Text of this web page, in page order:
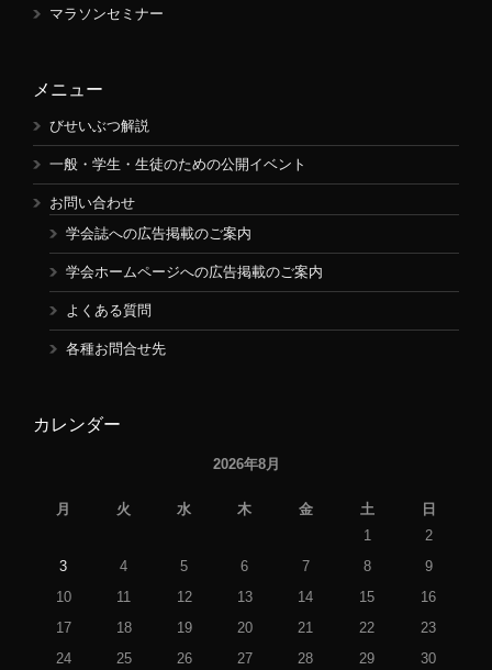
マラソンセミナー
メニュー
びせいぶつ解説
一般・学生・生徒のための公開イベント
お問い合わせ
学会誌への広告掲載のご案内
学会ホームページへの広告掲載のご案内
よくある質問
各種お問合せ先
カレンダー
2026年8月
月 火 水 木 金 土
日
1
2
3
4 5 6 7 8
9
10
11 12 13 14 15
16
17
18 19 20 21 22
23
24
25 26 27 28 29 30